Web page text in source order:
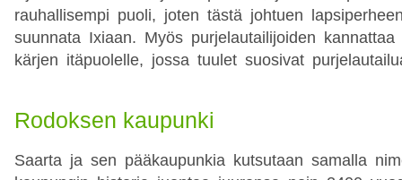
rauhallisempi puoli, joten tästä johtuen
suunnata Ixiaan. Myös purjelautailijoiden
kärjen itäpuolelle, jossa tuulet suosivat
Rodoksen kaupunki
Saarta ja sen pääkaupunkia kutsutaan samalla